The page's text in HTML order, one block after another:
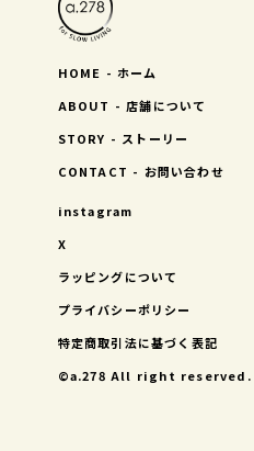
HOME - ホーム
ABOUT - 店舗について
STORY - ストーリー
CONTACT - お問い合わせ
instagram
X
ラッピングについて
プライバシーポリシー
特定商取引法に基づく表記
©︎a.278 All right reserved.